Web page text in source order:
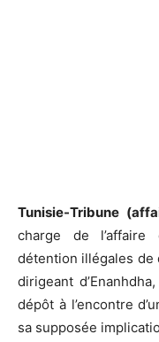
Tunisie-Tribune
charge de l’affaire
détention illégales de
dirigeant
dépôt à l’encontre
sa supposée